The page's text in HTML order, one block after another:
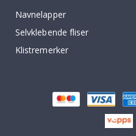
Navnelapper
Selvklebende fliser
Klistremerker